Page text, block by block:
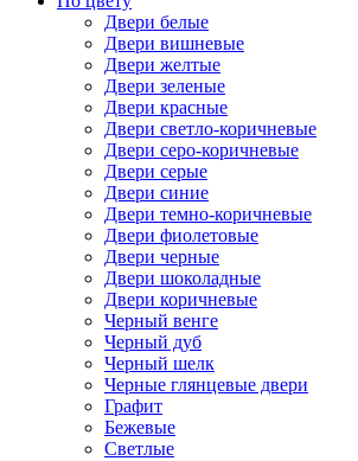
Двери белые
Двери вишневые
Двери желтые
Двери зеленые
Двери красные
Двери светло-коричневые
Двери серо-коричневые
Двери серые
Двери синие
Двери темно-коричневые
Двери фиолетовые
Двери черные
Двери шоколадные
Двери коричневые
Черный венге
Черный дуб
Черный шелк
Черные глянцевые двери
Графит
Бежевые
Светлые